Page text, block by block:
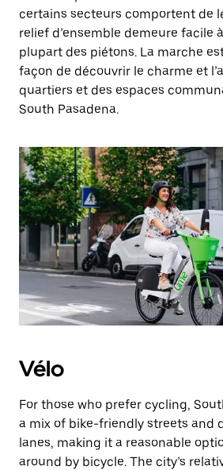
certains secteurs comportent de
relief d’ensemble demeure facile
plupart des piétons. La marche
façon de découvrir le charme et
quartiers et des espaces
South Pasadena.
Vélo
For those who prefer cycling,
a mix of bike-friendly streets and
lanes, making it a reasonable
around by bicycle. The city’s